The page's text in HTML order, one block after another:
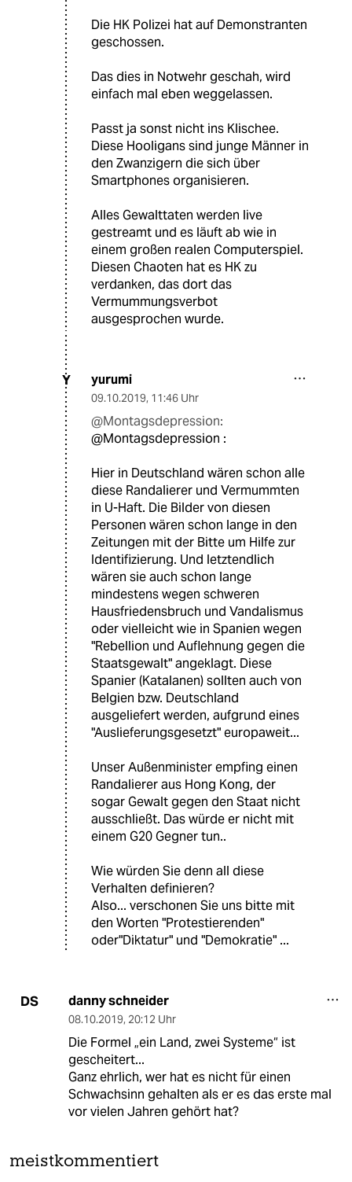
Die HK Polizei hat auf Demonstranten
geschossen.
Das dies in Notwehr geschah, wird
einfach mal eben weggelassen.
Passt ja sonst nicht ins Klischee.
Diese Hooligans sind junge Männer in
den Zwanzigern die sich über
Smartphones organisieren.
Alles Gewalttaten werden live
gestreamt und es läuft ab wie in
einem großen realen Computerspiel.
Diesen Chaoten hat es HK zu
verdanken, das dort das
Vermummungsverbot
ausgesprochen wurde.
Y yurumi
09.10.2019, 11:46 Uhr
@Montagsdepression:
@Montagsdepression :
Hier in Deutschland wären schon alle
diese Randalierer und Vermummten
in U-Haft. Die Bilder von diesen
Personen wären schon lange in den
Zeitungen mit der Bitte um Hilfe zur
Identifizierung. Und letztendlich
wären sie auch schon lange
mindestens wegen schweren
Hausfriedensbruch und Vandalismus
oder vielleicht wie in Spanien wegen
"Rebellion und Auflehnung gegen die
Staatsgewalt" angeklagt. Diese
Spanier (Katalanen) sollten auch von
Belgien bzw. Deutschland
ausgeliefert werden, aufgrund eines
"Auslieferungsgesetzt" europaweit...
Unser Außenminister empfing einen
Randalierer aus Hong Kong, der
sogar Gewalt gegen den Staat nicht
ausschließt. Das würde er nicht mit
einem G20 Gegner tun..
Wie würden Sie denn all diese
Verhalten definieren?
Also... verschonen Sie uns bitte mit
den Worten "Protestierenden"
oder"Diktatur" und "Demokratie" ...
DS danny schneider
08.10.2019, 20:12 Uhr
Die Formel „ein Land, zwei Systeme“ ist
gescheitert...
Ganz ehrlich, wer hat es nicht für einen
Schwachsinn gehalten als er es das erste mal
vor vielen Jahren gehört hat?
meistkommentiert